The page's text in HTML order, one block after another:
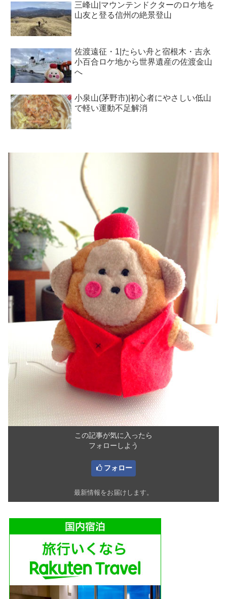
三峰山|マウンテンドクターのロケ地を
山友と登る信州の絶景登山
佐渡遠征・1|たらい舟と宿根木・吉永
小百合ロケ地から世界遺産の佐渡金山
へ
小泉山(茅野市)|初心者にやさしい低山
で軽い運動不足解消
この記事が気に入ったら
フォローしよう
フォロー
最新情報をお届けします。